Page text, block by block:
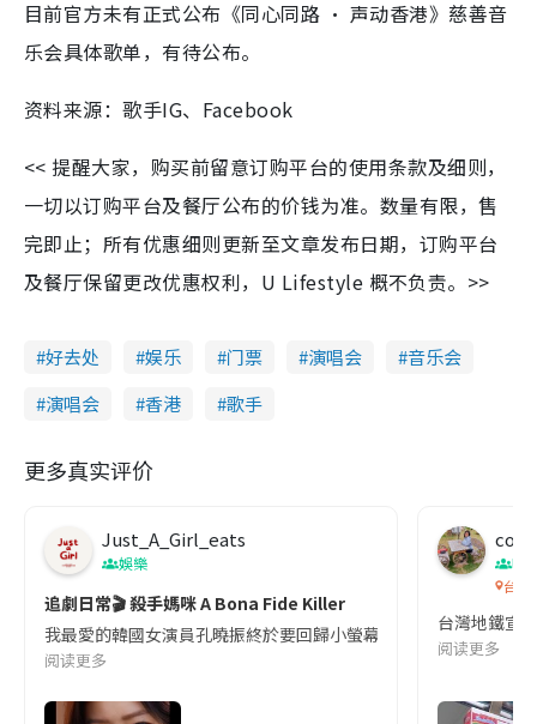
目前官方未有正式公布《同心同路 · 声动香港》慈善音
乐会具体歌单，有待公布。
资料来源：歌手IG、Facebook
<< 提醒大家，购买前留意订购平台的使用条款及细则，
一切以订购平台及餐厅公布的价钱为准。数量有限，售
完即止；所有优惠细则更新至文章发布日期，订购平台
及餐厅保留更改优惠权利，U Lifestyle 概不负责。>>
好去处 娱乐 门票 演唱会
音乐会
演唱会
香港 歌手
更多真实评价
Just_A_Girl_eats
娛樂
追劇日常🎬 殺手媽咪 A Bona Fide Killer
我最愛的韓國女演員孔曉振終於要回歸小螢幕啦!這次的劇本改編
阅读更多
co
吹
台灣
台灣地鐵宣
阅读更多